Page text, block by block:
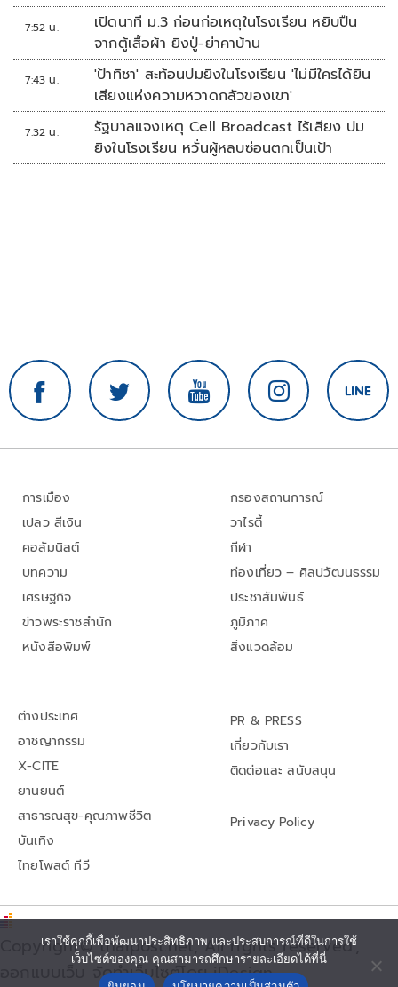
7:52 น.
เปิดนาที ม.3 ก่อนก่อเหตุในโรงเรียน หยิบปืน
จากตู้เสื้อผ้า ยิงปู่-ย่าคาบ้าน
7:43 น.
'ป้าทิชา' สะท้อนปมยิงในโรงเรียน 'ไม่มีใครได้ยิน
เสียงแห่งความหวาดกลัวของเขา'
7:32 น.
รัฐบาลแจงเหตุ Cell Broadcast ไร้เสียง ปม
ยิงในโรงเรียน หวั่นผู้หลบซ่อนตกเป็นเป้า
การเมือง
เปลว สีเงิน
คอลัมนิสต์
บทความ
เศรษฐกิจ
ข่าวพระราชสำนัก
หนังสือพิมพ์
กรองสถานการณ์
วาไรตี้
กีฬา
ท่องเที่ยว – ศิลปวัฒนธรรม
ประชาสัมพันธ์
ภูมิภาค
สิ่งแวดล้อม
ต่างประเทศ
อาชญากรรม
X-CITE
ยานยนต์
สาธารณสุข-คุณภาพชีวิต
บันเทิง
ไทยโพสต์ ทีวี
PR & PRESS
เกี่ยวกับเรา
ติดต่อและ สนับสนุน
Privacy Policy
Copyright© thaipost.net, All rights reserved.,
ออกแบบเว็บ จัดทำเว็บไซต์โดย iDesign
เราใช้คุกกี้เพื่อพัฒนาประสิทธิภาพ และประสบการณ์ที่ดีในการใช้
เว็บไซต์ของคุณ คุณสามารถศึกษารายละเอียดได้ที่นี่